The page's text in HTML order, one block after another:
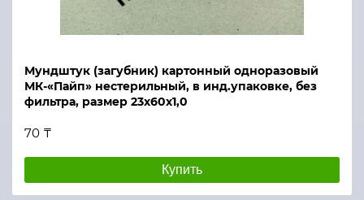
Мундштук (загубник) картонный одноразовый
МК-«Пайп» нестерильный, в инд.упаковке, без
фильтра, размер 23х60х1,0
70 ₸
Купить